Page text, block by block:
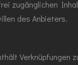
zugänglichen
des Anbieters.